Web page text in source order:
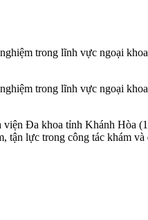
trong lĩnh vực ngoại
trong lĩnh vực ngoại
viện Đa khoa tỉnh Khánh
tận lực trong công tác khám